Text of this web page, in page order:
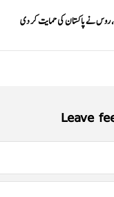
روس نے پاکستان کی حمایت کر دی
Leave